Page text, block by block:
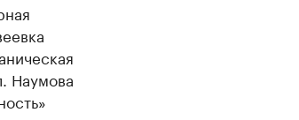
Наумова